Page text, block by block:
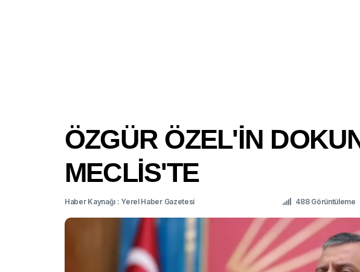
ÖZGÜR ÖZEL'İN
MECLİS'TE
Haber Kaynağı : Yerel Haber Gazetesi 488 Görüntüleme